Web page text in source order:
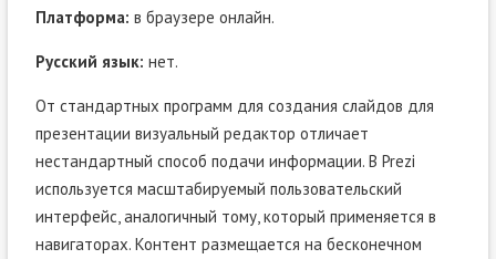
Платформа: в браузере онлайн.
Русский язык: нет.
От стандартных программ для создания слайдов для
презентации визуальный редактор отличает
нестандартный способ подачи информации. В Prezi
используется масштабируемый пользовательский
интерфейс, аналогичный тому, который применяется в
навигаторах. Контент размещается на бесконечном